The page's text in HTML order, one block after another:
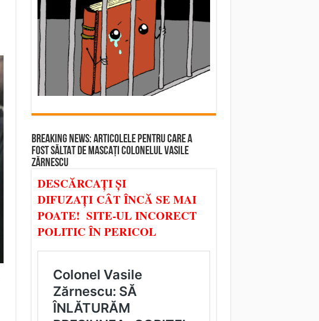
BREAKING NEWS: ARTICOLELE PENTRU CARE A
FOST SĂLTAT DE MASCAȚI COLONELUL VASILE
ZĂRNESCU
DESCĂRCAȚI ȘI
DIFUZAȚI CÂT ÎNCĂ SE MAI
POATE! SITE-UL INCORECT
POLITIC ÎN PERICOL